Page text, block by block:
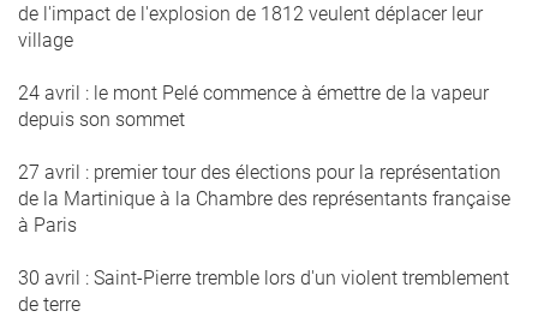
de l'impact de l'explosion de 1812 veulent déplacer leur
village
24 avril : le mont Pelé commence à émettre de la vapeur
depuis son sommet
27 avril : premier tour des élections pour la représentation
de la Martinique à la Chambre des représentants française
à Paris
30 avril : Saint-Pierre tremble lors d'un violent tremblement
de terre